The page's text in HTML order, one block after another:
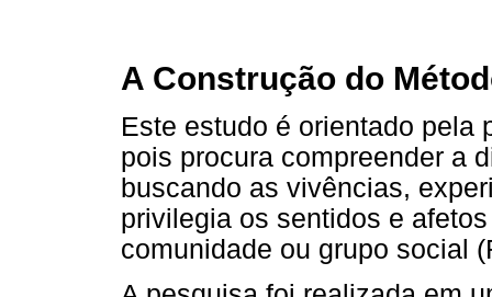
A Construção do
Este estudo é orientado pela
pois procura compreender a
buscando as vivências,
privilegia os sentidos e
comunidade ou grupo social